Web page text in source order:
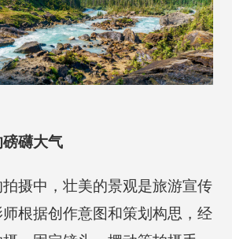
礴大气
摄中，壮美的景观是旅游宣传
根据创作意图和策划构思，经